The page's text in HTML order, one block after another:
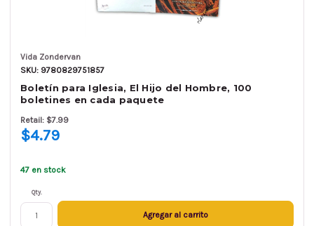
Vida Zondervan
SKU: 9780829751857
Boletín para Iglesia, El Hijo del Hombre, 100
boletines en cada paquete
Retail: $7.99
$4.79
47 en stock
Qty.
Agregar al carrito